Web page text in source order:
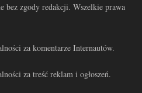
bez zgody redakcji. Wszelkie prawa
za komentarze Internautów.
za treść reklam i ogłoszeń.